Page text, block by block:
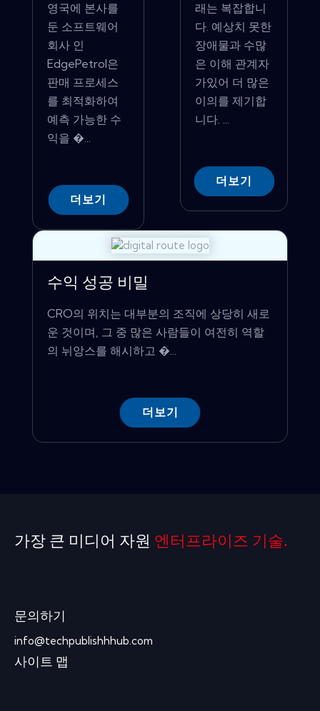
영국에 본사를
둔 소프트웨어
회사 인
EdgePetrol은
판매 프로세스
를 최적화하여
예측 가능한 수
익을 �...
더보기
래는 복잡합니
다. 예상치 못한
장애물과 수많
은 이해 관계자
가있어 더 많은
이의를 제기합
니다. ...
더보기
수익 성공 비밀
CRO의 위치는 대부분의 조직에 상당히 새로
운 것이며, 그 중 많은 사람들이 여전히 역할
의 뉘앙스를 해시하고 �...
더보기
가장 큰 미디어 자원 엔터프라이즈 기술.
문의하기
info@techpublishhhub.com
사이트 맵